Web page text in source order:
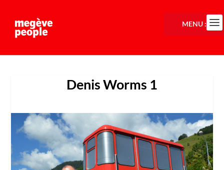
Denis Worms 1
MENU :